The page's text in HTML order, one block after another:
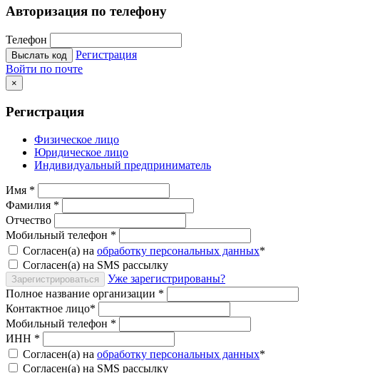
Авторизация по телефону
Телефон
Выслать код
Регистрация
Войти по почте
×
Регистрация
Физическое лицо
Юридическое лицо
Индивидуальный предприниматель
Имя *
Фамилия *
Отчество
Мобильный телефон *
Согласен(а) на обработку персональных данных*
Согласен(а) на SMS рассылку
Зарегистрироваться
Уже зарегистрированы?
Полное название организации *
Контактное лицо*
Мобильный телефон *
ИНН *
Согласен(а) на обработку персональных данных*
Согласен(а) на SMS рассылку